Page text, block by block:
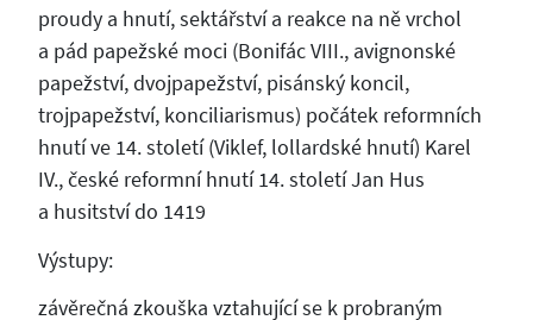
proudy a hnutí, sektářství a reakce na ně vrchol
a pád papežské moci (Bonifác VIII., avignonské
papežství, dvojpapežství, pisánský koncil,
trojpapežství, konciliarismus) počátek reformních
hnutí ve 14. století (Viklef, lollardské hnutí) Karel
IV., české reformní hnutí 14. století Jan Hus
a husitství do 1419
Výstupy:
závěrečná zkouška vztahující se k probraným